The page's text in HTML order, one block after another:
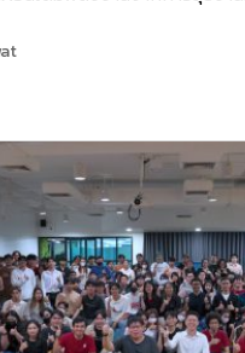
ทั้งช่วงกลางวันและกลางคืน เ
เต็มพลังงาน จุดไฟแห่งการทำงา